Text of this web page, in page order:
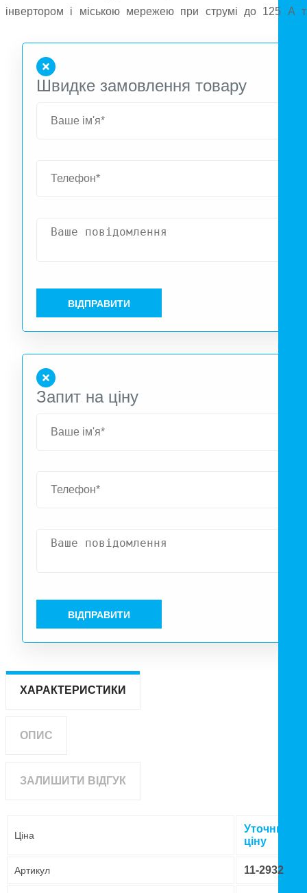
інвертором і міською мережею при струмі до 125 А
затримка для стабілізації інвертора — 3-4 с.
стандартам IEC60947-6-1, розрахований на
механічних і 2000 електричних циклів.
Швидке замовлення товару
ВІДПРАВИТИ
Запит на ціну
ВІДПРАВИТИ
ХАРАКТЕРИСТИКИ
ОПИС
ЗАЛИШИТИ ВІДГУК
Ціна
Уточнюйте
ціну
Артикул 11-2932